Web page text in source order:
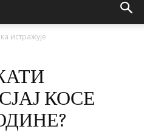
истражује
КОСЕ